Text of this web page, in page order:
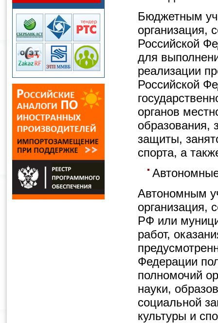
Бюджетным
организация,
Российской
для
реализации
Российской
органов
образования,
защиты,
спорта, а
Автономным
организация,
РФ или
работ,
Федерации
полномочий
науки,
социальной
культуры и